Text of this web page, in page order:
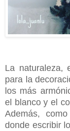
La naturaleza,
para la
los más
el blanco y el
Además,
donde escribir